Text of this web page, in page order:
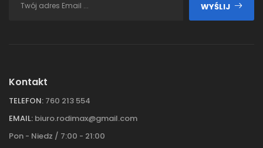
WYŚLIJ
Kontakt
TELEFON: 760 213 554
EMAIL: biuro.rodimax@gmail.com
Pon - Niedz / 7:00 - 21:00